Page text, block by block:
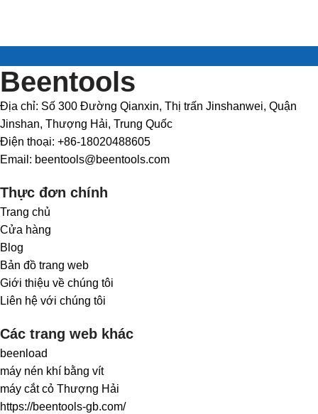
Beentools
Địa chỉ: Số 300 Đường Qianxin, Thị trấn Jinshanwei, Quận
Jinshan, Thượng Hải, Trung Quốc
Điện thoại: +86-18020488605
Email: beentools@beentools.com
Thực đơn chính
Trang chủ
Cửa hàng
Blog
Bản đồ trang web
Giới thiệu về chúng tôi
Liên hệ với chúng tôi
Các trang web khác
beenload
máy nén khí bằng vít
máy cắt cỏ Thượng Hải
https://beentools-gb.com/